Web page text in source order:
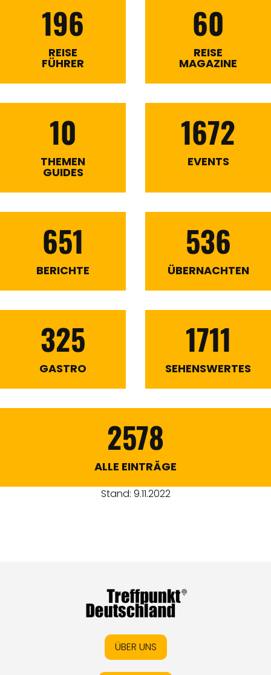
196
REISE
FÜHRER
60
REISE
MAGAZINE
10
THEMEN
GUIDES
1672
EVENTS
651
BERICHTE
536
ÜBERNACHTEN
325
GASTRO
1711
SEHENSWERTES
2578
ALLE EINTRÄGE
Stand: 9.11.2022
ÜBER UNS